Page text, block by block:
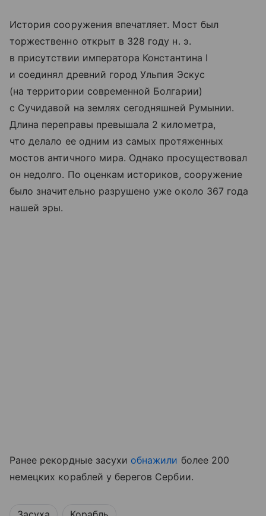
История сооружения впечатляет. Мост был
торжественно открыт в 328 году н. э.
в присутствии императора Константина I
и соединял древний город Ульпия Эскус
(на территории современной Болгарии)
с Сучидавой на землях сегодняшней Румынии.
Длина переправы превышала 2 километра,
что делало ее одним из самых протяженных
мостов античного мира. Однако просуществовал
он недолго. По оценкам историков, сооружение
было значительно разрушено уже около 367 года
нашей эры.
Ранее рекордные засухи обнажили более 200
немецких кораблей у берегов Сербии.